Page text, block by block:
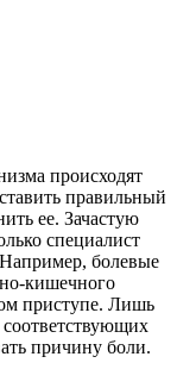
происходят
правильный
ее. Зачастую
специалист
болевые
кишечного
приступе. Лишь
причину боли.